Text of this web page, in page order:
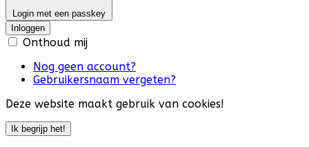
Login met een passkey
Inloggen
Onthoud mij
Nog geen account?
Gebruikersnaam vergeten?
Deze website maakt gebruik van cookies!
Ik begrijp het!